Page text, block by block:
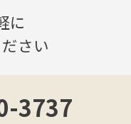
に
さい
3737